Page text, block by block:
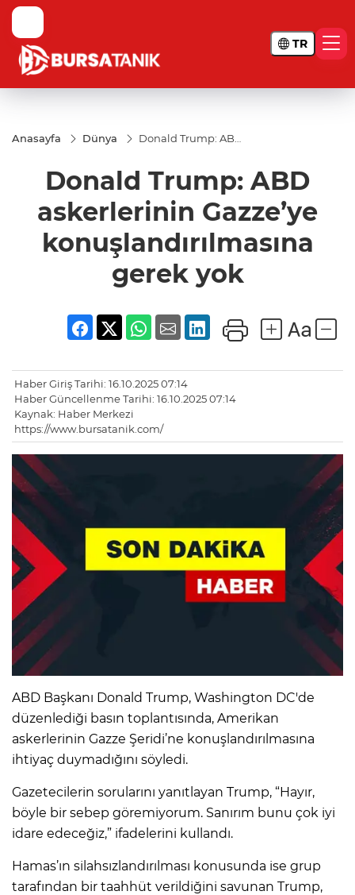
TR
Anasayfa Dünya
Donald Trump: ABD
konuşlandırılmasına
gerek yok
Donald Trump: ABD
askerlerinin Gazze’ye
konuşlandırılmasına
gerek yok
Haber Giriş Tarihi: 16.10.2025 07:14
Haber Güncellenme Tarihi: 16.10.2025 07:14
Kaynak: Haber Merkezi
https://www.bursatanik.com/
ABD Başkanı Donald Trump, Washington DC'de
düzenlediği basın toplantısında, Amerikan
askerlerinin Gazze Şeridi’ne konuşlandırılmasına
ihtiyaç duymadığını söyledi.
Gazetecilerin sorularını yanıtlayan Trump, “Hayır,
böyle bir sebep göremiyorum. Sanırım bunu çok iyi
idare edeceğiz,” ifadelerini kullandı.
Hamas’ın silahsızlandırılması konusunda ise grup
tarafından bir taahhüt verildiğini savunan Trump,